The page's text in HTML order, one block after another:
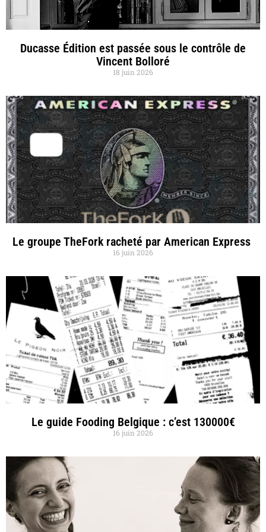
Ducasse Édition est passée sous le contrôle de
Vincent Bolloré
18 juin 2026
Le groupe TheFork racheté par American Express
16 juin 2026
Le guide Fooding Belgique : c’est 130000€
16 juin 2026